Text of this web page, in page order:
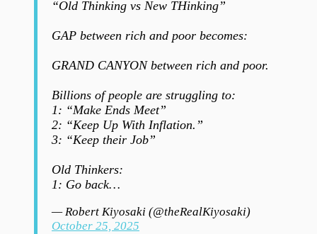
“Old Thinking vs New THinking”
GAP between rich and poor becomes:
GRAND CANYON between rich and poor.
Billions of people are struggling to:
1: “Make Ends Meet”
2: “Keep Up With Inflation.”
3: “Keep their Job”
Old Thinkers:
1: Go back…
— Robert Kiyosaki (@theRealKiyosaki)
October 25, 2025